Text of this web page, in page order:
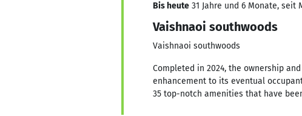
Bis heute 31 Jahre und 6 Monate, seit
Vaishnaoi southwoods
Vaishnaoi southwoods
Completed in 2024, the ownership
enhancement to its eventual
35 top-notch amenities that have